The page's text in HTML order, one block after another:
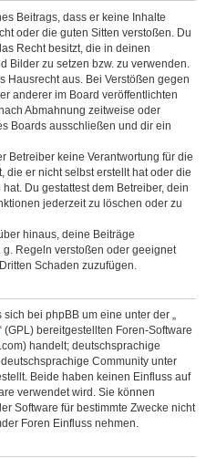
Beitrags, dass er keine Inhalte
oder die guten Sitten verstoßen. Du
Recht besitzt, die in deinen
Bilder zu setzen bzw. zu verwenden.
Hausrecht aus. Bei Verstößen gegen
anderer im Board veröffentlichten
Abmahnung zeitweise oder
Boards ausschließen und dir ein
Betreiber keine Verantwortung für die
die er nicht selbst erstellt hat oder die
Du gestattest dem Betreiber, dein
jederzeit zu löschen oder zu
hinaus, deine Beiträge
Regeln verstoßen oder geeignet
Schaden zuzufügen.
bei phpBB um eine unter der „
(GPL) bereitgestellten Foren-Software
handelt; deutschsprachige
Community unter
Beide haben keinen Einfluss auf
verwendet wird. Sie können
Software für bestimmte Zwecke nicht
Foren Einfluss nehmen.